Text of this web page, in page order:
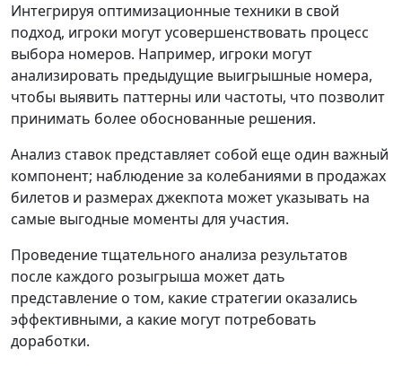
Интегрируя оптимизационные техники в свой
подход, игроки могут усовершенствовать процесс
выбора номеров. Например, игроки могут
анализировать предыдущие выигрышные номера,
чтобы выявить паттерны или частоты, что позволит
принимать более обоснованные решения.
Анализ ставок представляет собой еще один важный
компонент; наблюдение за колебаниями в продажах
билетов и размерах джекпота может указывать на
самые выгодные моменты для участия.
Проведение тщательного анализа результатов
после каждого розыгрыша может дать
представление о том, какие стратегии оказались
эффективными, а какие могут потребовать
доработки.